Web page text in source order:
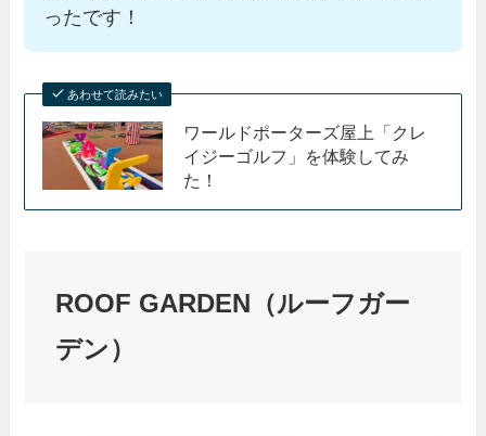
ったです！
あわせて読みたい
ワールドポーターズ屋上「クレ
イジーゴルフ」を体験してみ
た！
ROOF GARDEN（ルーフガー
デン）